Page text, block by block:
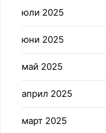
юли 2025
юни 2025
май 2025
април 2025
март 2025